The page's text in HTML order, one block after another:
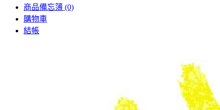
商品備忘簿 (0)
購物車
結帳